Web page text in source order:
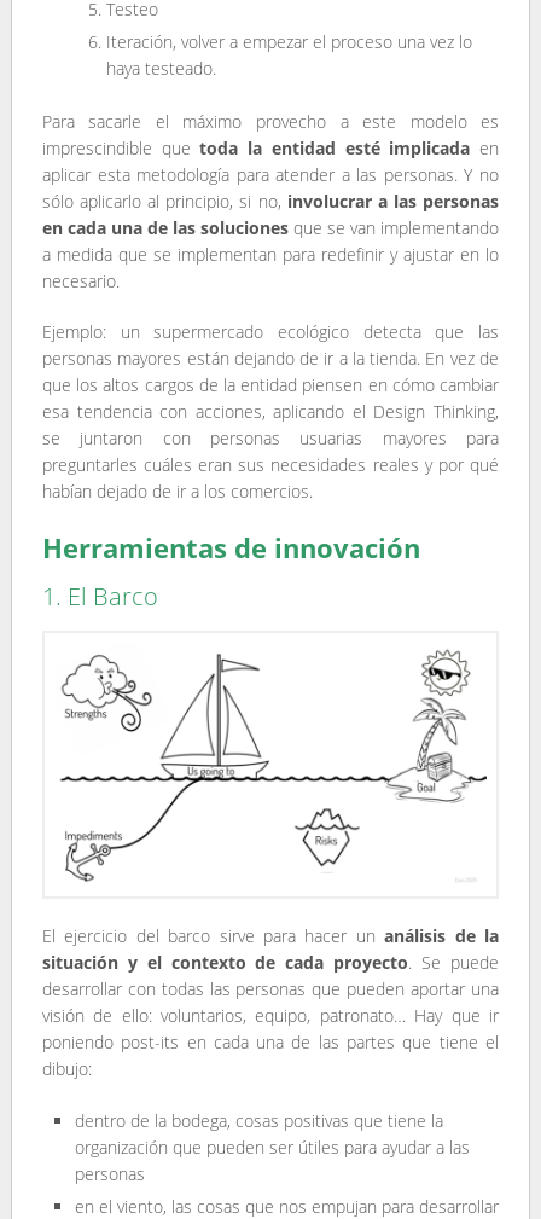
Testeo
Iteración, volver a empezar el proceso una vez lo
haya testeado.
Para sacarle el máximo provecho a este modelo es
imprescindible quetoda la entidad esté implicada en
aplicar esta metodología para atender a las personas. Y no
sólo aplicarlo al principio, si no, involucrar a las personas
en cada una de las soluciones que se van implementando
a medida que se implementan para redefinir y ajustar en lo
necesario.
Ejemplo: un supermercado ecológico detecta que las
personas mayores están dejando de ir a la tienda. En vez de
que los altos cargos de la entidad piensen en cómo cambiar
esa tendencia con acciones, aplicando el Design Thinking,
se juntaron con personas usuarias mayores para
preguntarles cuáles eran sus necesidades reales y por qué
habían dejado de ir a los comercios.
Herramientas de innovación
1. El Barco
El ejercicio del barco sirve para hacer unanálisis de la
situación y el contexto de cada proyecto. Se puede
desarrollar con todas las personas que pueden aportar una
visión de ello: voluntarios, equipo, patronato… Hay que ir
poniendo post-its en cada una de las partes que tiene el
dibujo:
dentro de la bodega, cosas positivas que tiene la
organización que pueden ser útiles para ayudar a las
personas
en el viento, las cosas que nos empujan para desarrollar